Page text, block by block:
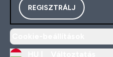
REGISZTRÁLJ